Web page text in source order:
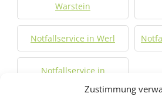
Zustimmung
Warstein
Notfallservice in Werl
Notfallservice in
Wünnenberg